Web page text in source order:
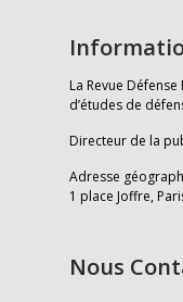
La Revue
d’études de
Directeur de la
Adresse
1 place Joffre,
Nous